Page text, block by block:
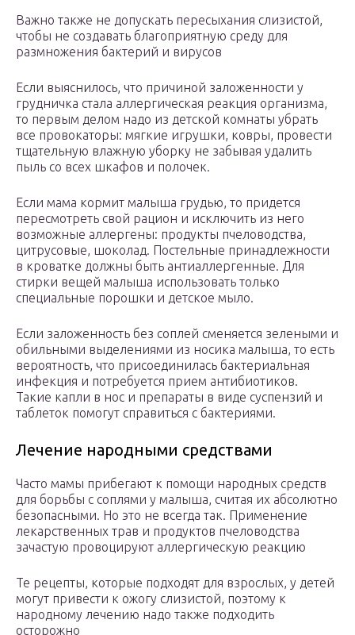
Важно также не допускать пересыхания слизистой,
чтобы не создавать благоприятную среду для
размножения бактерий и вирусов
Если выяснилось, что причиной заложенности у
грудничка стала аллергическая реакция организма,
то первым делом надо из детской комнаты убрать
все провокаторы: мягкие игрушки, ковры, провести
тщательную влажную уборку не забывая удалить
пыль со всех шкафов и полочек.
Если мама кормит малыша грудью, то придется
пересмотреть свой рацион и исключить из него
возможные аллергены: продукты пчеловодства,
цитрусовые, шоколад. Постельные принадлежности
в кроватке должны быть антиаллергенные. Для
стирки вещей малыша использовать только
специальные порошки и детское мыло.
Если заложенность без соплей сменяется зелеными и
обильными выделениями из носика малыша, то есть
вероятность, что присоединилась бактериальная
инфекция и потребуется прием антибиотиков.
Такие капли в нос и препараты в виде суспензий и
таблеток помогут справиться с бактериями.
Лечение народными средствами
Часто мамы прибегают к помощи народных средств
для борьбы с соплями у малыша, считая их абсолютно
безопасными. Но это не всегда так. Применение
лекарственных трав и продуктов пчеловодства
зачастую провоцируют аллергическую реакцию
Те рецепты, которые подходят для взрослых, у детей
могут привести к ожогу слизистой, поэтому к
народному лечению надо также подходить
осторожно